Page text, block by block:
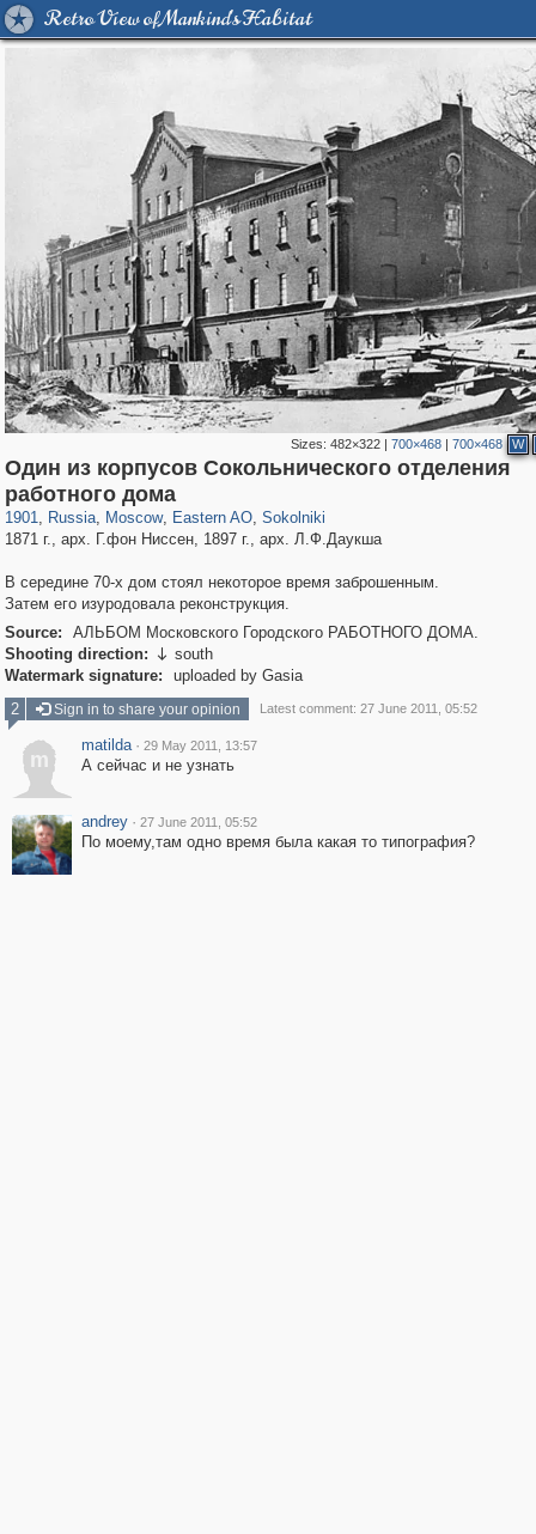
Retro View of Mankind's Habitat
Sizes: 482×322| 700×468| 700×468 W
Один из корпусов Сокольнического отделения
работного дома
1901, Russia
1,406,756 29,243
, Moscow
319,864 8,286
, Eastern AO
20,939
, Sokolniki
1871 г., арх. Г.фон Ниссен, 1897 г., арх. Л.Ф.Даукша
В середине 70-х дом стоял некоторое время заброшенным.
Затем его изуродовала реконструкция.
Source:
АЛЬБОМ Московского Городского РАБОТНОГО ДОМА.
Shooting direction:  south
Watermark signature:
uploaded by Gasia
2
Sign in to share your opinion Latest comment: 27 June 2011, 05:52
m
matilda · 29 May 2011, 13:57
А сейчас и не узнать
andrey · 27 June 2011, 05:52
По моему,там одно время была какая то типография?